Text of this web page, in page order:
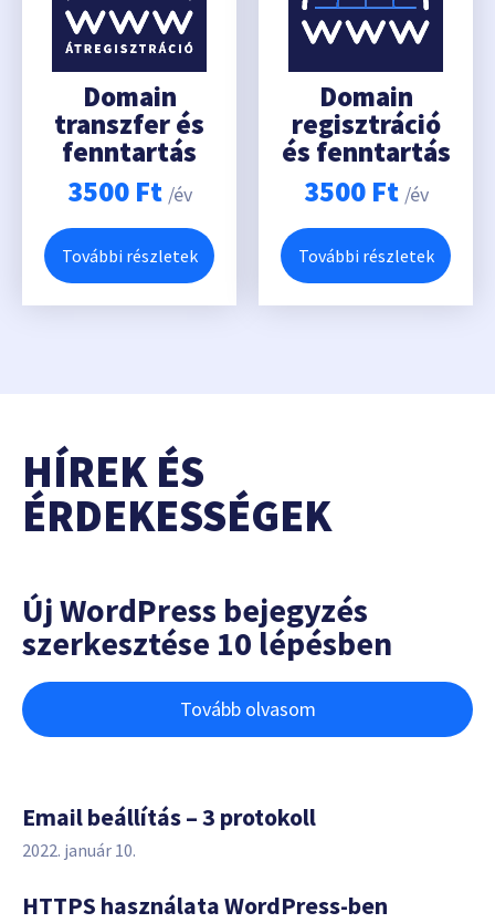
Domain
transzfer és
fenntartás
3500 Ft /év
További részletek
Domain
regisztráció
és fenntartás
3500 Ft /év
További részletek
HÍREK ÉS
ÉRDEKESSÉGEK
Új WordPress bejegyzés
szerkesztése 10 lépésben
Tovább olvasom
Email beállítás – 3 protokoll
2022. január 10.
HTTPS használata WordPress-ben